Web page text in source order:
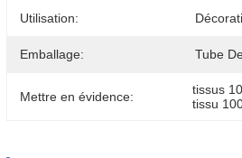
Utilisation:
Emballage: Tube
Mettre en évidence: tissus
tissu